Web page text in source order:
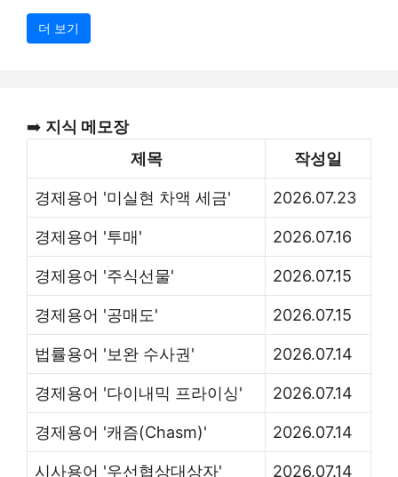
더 보기
➡️ 지식 메모장
제목
작성일
경제용어 '미실현 차액 세금' 2026.07.23
경제용어 '투매' 2026.07.16
경제용어 '주식선물' 2026.07.15
경제용어 '공매도' 2026.07.15
법률용어 '보완 수사권' 2026.07.14
경제용어 '다이내믹 프라이싱' 2026.07.14
경제용어 '캐즘(Chasm)' 2026.07.14
시사용어 '우선협상대상자' 2026.07.14